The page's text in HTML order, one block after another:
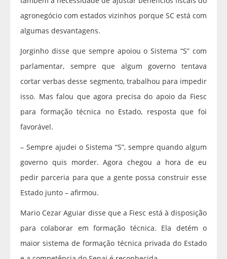
agronegócio com estados vizinhos porque SC está com
algumas desvantagens.
Jorginho disse que sempre apoiou o Sistema “S” com
parlamentar, sempre que algum governo tentava
cortar verbas desse segmento, trabalhou para impedir
isso. Mas falou que agora precisa do apoio da Fiesc
para formação técnica no Estado, resposta que foi
favorável.
– Sempre ajudei o Sistema “S”, sempre quando algum
governo quis morder. Agora chegou a hora de eu
pedir parceria para que a gente possa construir esse
Estado junto – afirmou.
Mario Cezar Aguiar disse que a Fiesc está à disposição
para colaborar em formação técnica. Ela detém o
maior sistema de formação técnica privada do Estado